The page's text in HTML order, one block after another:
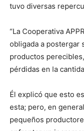
tuvo diversas
“La Cooperativa
obligada a postergar
productos
pérdidas en la
Él explicó que esto
esta; pero, en
pequeños